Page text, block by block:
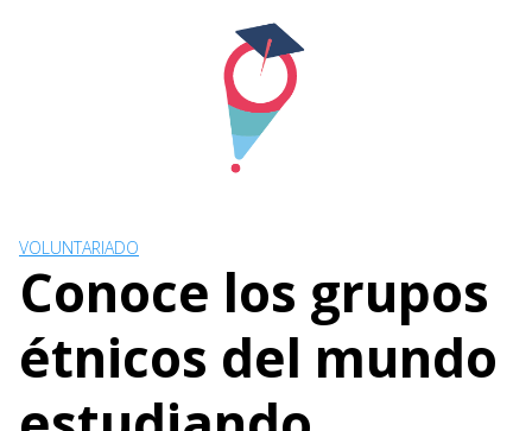
VOLUNTARIADO
Conoce los grupos
étnicos del mundo